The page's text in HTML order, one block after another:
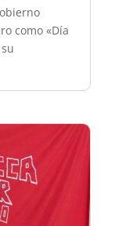
como «Día